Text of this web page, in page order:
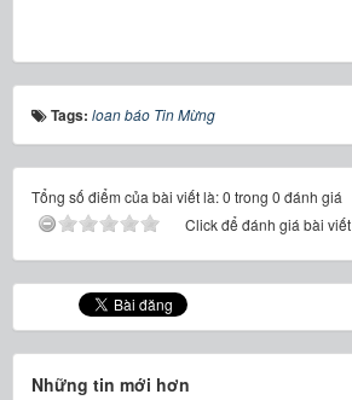
Tags: loan báo Tin Mừng
Tổng số điểm của bài viết là: 0 trong 0 đánh giá
Click để đánh giá bài viết
Những tin mới hơn